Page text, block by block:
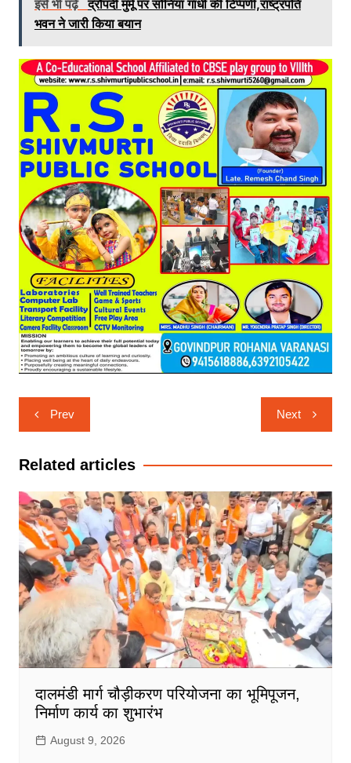
इसे भी पढ़े द्रौपदी मुर्मू पर सोनिया गांधी की टिप्पणी,राष्ट्रपति
भवन ने जारी किया बयान
Post
navigation
Prev Next
Related articles
दालमंडी मार्ग चौड़ीकरण परियोजना का भूमिपूजन,
निर्माण कार्य का शुभारंभ
August 9, 2026